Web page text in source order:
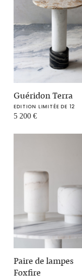
Guéridon Terra
EDITION LIMITÉE DE 12
5 200€
Paire de lampes
Foxfire